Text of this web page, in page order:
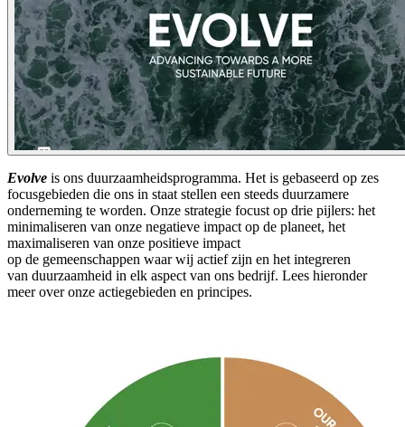
Evolve is ons duurzaamheidsprogramma. Het is gebaseerd op zes
focusgebieden die ons in staat stellen een steeds duurzamere
onderneming te worden. Onze strategie focust op drie pijlers: het
minimaliseren van onze negatieve impact op de planeet, het
maximaliseren van onze positieve impact
op de gemeenschappen waar wij actief zijn en het integreren
van duurzaamheid in elk aspect van ons bedrijf. Lees hieronder
meer over onze actiegebieden en principes.